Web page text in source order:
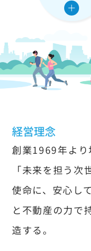
え
ま
す
経営理念
創業1969年より
「未来を担う次
使命に、安心し
と不動産の力で
造する。